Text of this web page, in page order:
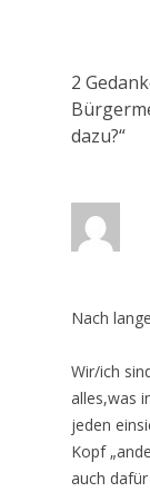
2
dazu?“
Nach
Wir/ich
alles,was
jeden
Kopf
auch dafür